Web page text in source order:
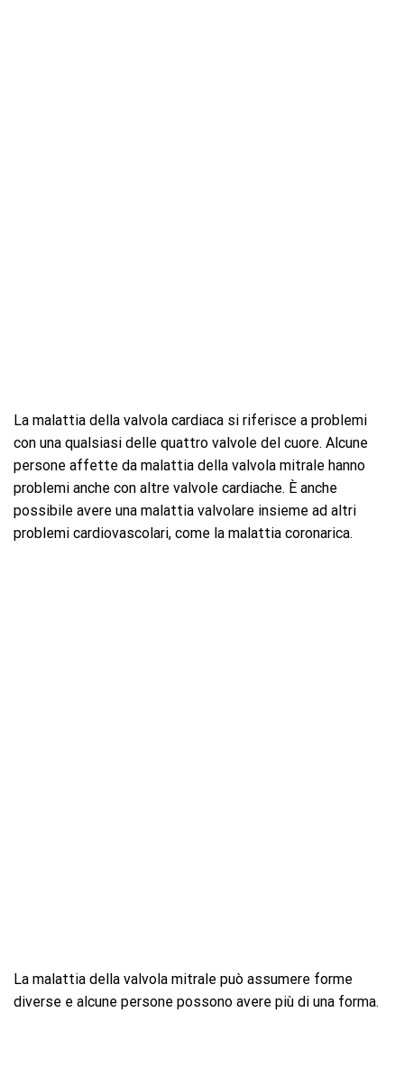
La malattia della valvola cardiaca si riferisce a problemi
con una qualsiasi delle quattro valvole del cuore. Alcune
persone affette da malattia della valvola mitrale hanno
problemi anche con altre valvole cardiache. È anche
possibile avere una malattia valvolare insieme ad altri
problemi cardiovascolari, come la malattia coronarica.
La malattia della valvola mitrale può assumere forme
diverse e alcune persone possono avere più di una forma.